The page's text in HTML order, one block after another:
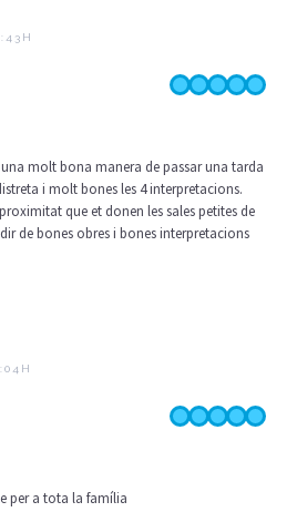
molt bona manera de passar una tarda
i molt bones les 4 interpretacions.
que et donen les sales petites de
de bones obres i bones interpretacions
per a tota la família